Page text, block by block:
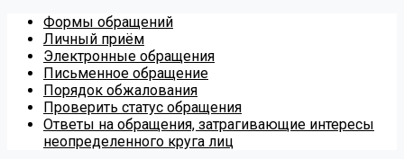
Формы обращений
Личный приём
Электронные обращения
Письменное обращение
Порядок обжалования
Проверить статус обращения
Ответы на обращения, затрагивающие интересы
неопределенного круга лиц